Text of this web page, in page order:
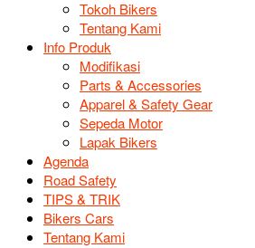
Tokoh Bikers
Tentang Kami
Info Produk
Modifikasi
Parts & Accessories
Apparel & Safety Gear
Sepeda Motor
Lapak Bikers
Agenda
Road Safety
TIPS & TRIK
Bikers Cars
Tentang Kami